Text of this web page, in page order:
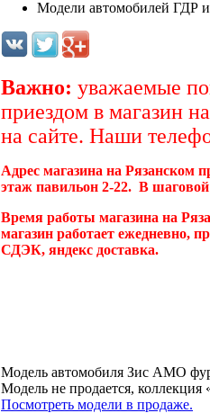
Модели автомобилей ГДР
Важно: уважаемые
приездом в магазин
на сайте. Наши
Адрес магазина на Рязанском
этаж павильон 2-22. В
Время работы магазина на
магазин работает ежедневно,
СДЭК, яндекс доставка.
Модель автомобиля Зис АМО
Модель не продается,
Посмотреть модели в продаже.